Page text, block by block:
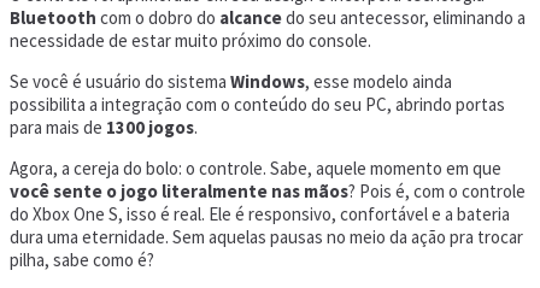
Bluetooth com o dobro do alcancedo seu antecessor, eliminando a
necessidade de estar muito próximo do console.
Se você é usuário do sistema Windows, esse modelo ainda
possibilita a integração com o conteúdo do seu PC, abrindo portas
para mais de 1300 jogos.
Agora, a cereja do bolo: o controle. Sabe, aquele momento em que
você sente o jogo literalmente nas mãos? Pois é, com o controle
do Xbox One S, isso é real. Ele é responsivo, confortável e a bateria
dura uma eternidade. Sem aquelas pausas no meio da ação pra trocar
pilha, sabe como é?